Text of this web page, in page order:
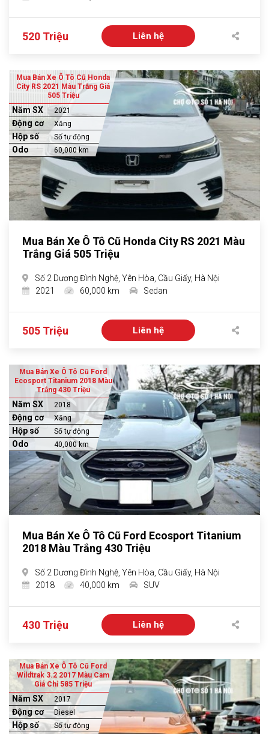
520 Triệu Liên hệ
Mua Bán Xe Ô Tô Cũ Honda
City RS 2021 Màu Trắng Giá
505 Triệu
Năm SX 2021
Động cơ Xăng
Hộp số Số tự động
Odo 60,000 km
Mua Bán Xe Ô Tô Cũ Honda City RS 2021 Màu
Trắng Giá 505 Triệu
Số 2 Dương Đình Nghệ, Yên Hòa, Cầu Giấy, Hà Nội
2021
60,000 km Sedan
505 Triệu Liên hệ
Mua Bán Xe Ô Tô Cũ Ford
Ecosport Titanium 2018 Màu
Trắng 430 Triệu
Năm SX 2018
Động cơ Xăng
Hộp số Số tự động
Odo 40,000 km
Mua Bán Xe Ô Tô Cũ Ford Ecosport Titanium
2018 Màu Trắng 430 Triệu
Số 2 Dương Đình Nghệ, Yên Hòa, Cầu Giấy, Hà Nội
2018
40,000 km SUV
430 Triệu Liên hệ
Mua Bán Xe Ô Tô Cũ Ford
Wildtrak 3.2 2017 Màu Cam
Giá Chỉ 585 Triệu
Năm SX 2017
Động cơ Diesel
Hộp số Số tự động